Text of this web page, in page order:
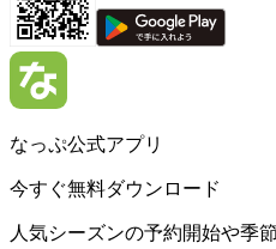
なっぷ公式アプリ
今すぐ無料ダウンロード
人気シーズンの予約開始や季